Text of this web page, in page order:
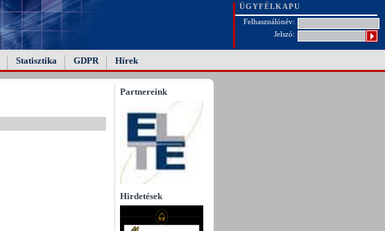
ÜGYFÉLKAPU
Felhasználónév:
Jelszó:
Statisztika GDPR Hírek
Partnereink
Hirdetések